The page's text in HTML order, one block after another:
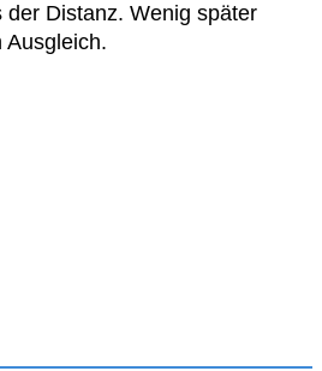
Distanz. Wenig später
Ausgleich.